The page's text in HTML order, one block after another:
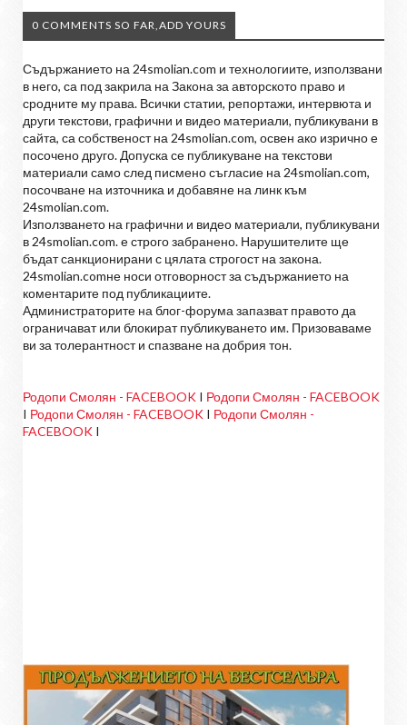
0 COMMENTS SO FAR,ADD YOURS
Съдържанието на 24smolian.com и технологиите, използвани
в него, са под закрила на Закона за авторското право и
сродните му права. Всички статии, репортажи, интервюта и
други текстови, графични и видео материали, публикувани в
сайта, са собственост на 24smolian.com, освен ако изрично е
посочено друго. Допуска се публикуване на текстови
материали само след писмено съгласие на 24smolian.com,
посочване на източника и добавяне на линк към
24smolian.com.
Използването на графични и видео материали, публикувани
в 24smolian.com. е строго забранено. Нарушителите ще
бъдат санкционирани с цялата строгост на закона.
24smolian.comне носи отговорност за съдържанието на
коментарите под публикациите.
Администраторите на блог-форума запазват правото да
ограничават или блокират публикуването им. Призоваваме
ви за толерантност и спазване на добрия тон.
Родопи Смолян - FACEBOOK I Родопи Смолян - FACEBOOK
I Родопи Смолян - FACEBOOK I Родопи Смолян -
FACEBOOK I